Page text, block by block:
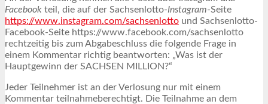
Facebook teil, die auf der Sachsenlotto-Instagram-Seite
https://www.instagram.com/sachsenlotto und Sachsenlotto-
Facebook-Seite https://www.facebook.com/sachsenlotto
rechtzeitig bis zum Abgabeschluss die folgende Frage in
einem Kommentar richtig beantworten: „Was ist der
Hauptgewinn der SACHSEN MILLION?“
Jeder Teilnehmer ist an der Verlosung nur mit einem
Kommentar teilnahmeberechtigt. Die Teilnahme an dem